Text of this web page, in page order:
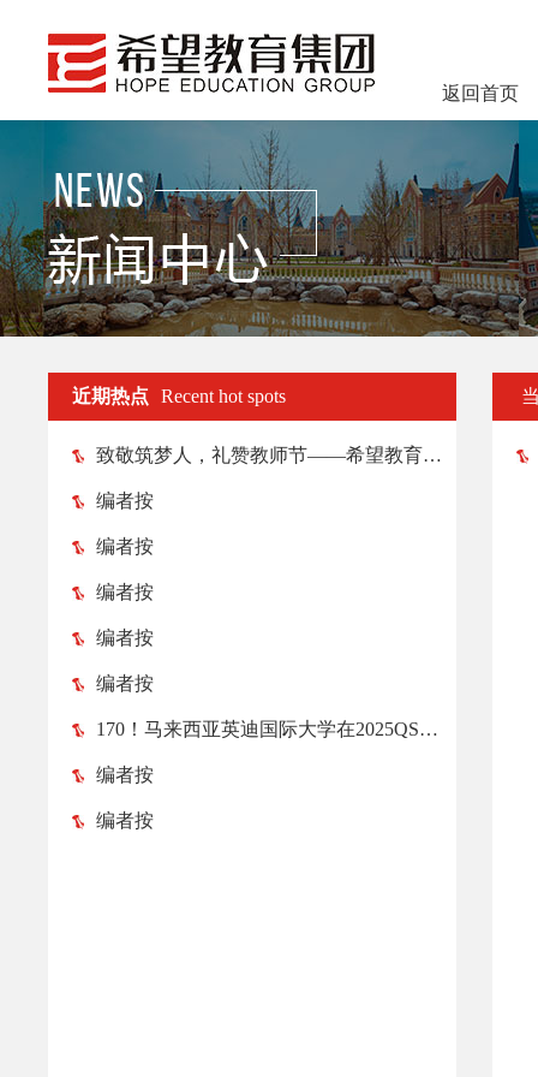
返回首页
近期热点 Recent hot spots
致敬筑梦人，礼赞教师节——希望教育各院校纷纷举行教师节庆祝活动
编者按
编者按
编者按
编者按
编者按
170！马来西亚英迪国际大学在2025QS亚洲大学排名榜中跃升52位！
编者按
编者按